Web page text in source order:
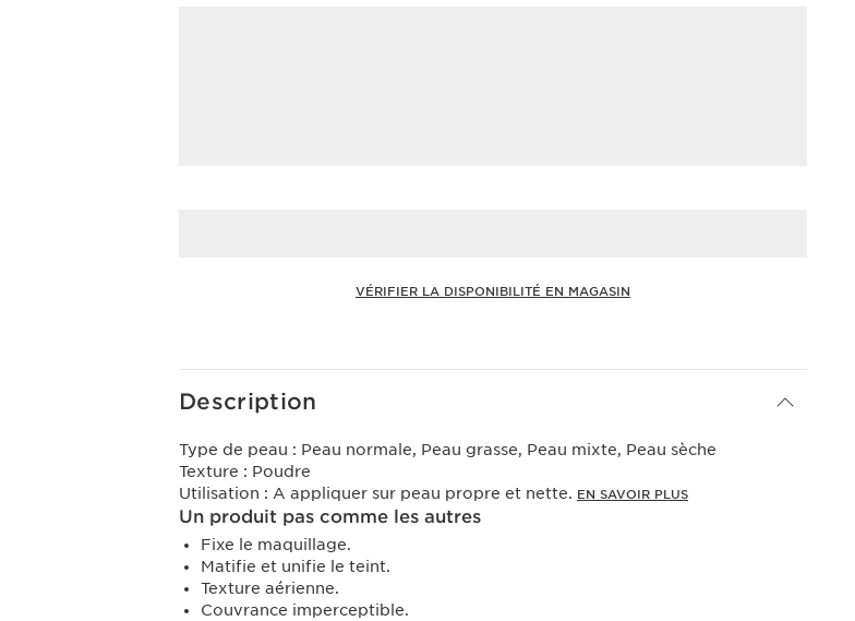
VÉRIFIER LA DISPONIBILITÉ EN MAGASIN
Description
Type de peau : Peau normale, Peau grasse, Peau mixte, Peau sèche
Texture : Poudre
Utilisation : A appliquer sur peau propre et nette. EN SAVOIR PLUS
Un produit pas comme les autres
Fixe le maquillage.
Matifie et unifie le teint.
Texture aérienne.
Couvrance imperceptible.